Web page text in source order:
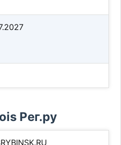
Рег.ру